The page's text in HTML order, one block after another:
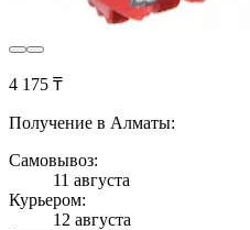
4 175 ₸
Получение в Алматы:
Самовывоз:
11 августа
Курьером:
12 августа